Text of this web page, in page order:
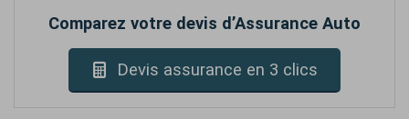
Comparez votre devis d’Assurance Auto
Devis assurance en 3 clics